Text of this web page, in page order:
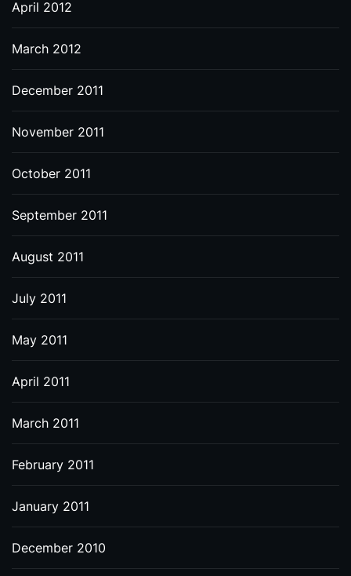
April 2012
March 2012
December 2011
November 2011
October 2011
September 2011
August 2011
July 2011
May 2011
April 2011
March 2011
February 2011
January 2011
December 2010